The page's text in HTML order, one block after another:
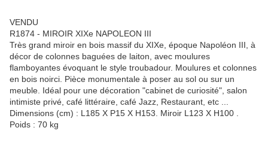
VENDU
R1874 - MIROIR XIXe NAPOLEON III
Très grand miroir en bois massif du XIXe, époque Napoléon III, à
décor de colonnes baguées de laiton, avec moulures
flamboyantes évoquant le style troubadour. Moulures et colonnes
en bois noirci. Pièce monumentale à poser au sol ou sur un
meuble. Idéal pour une décoration "cabinet de curiosité", salon
intimiste privé, café littéraire, café Jazz, Restaurant, etc ...
Dimensions (cm) : L185 X P15 X H153. Miroir L123 X H100 .
Poids : 70 kg